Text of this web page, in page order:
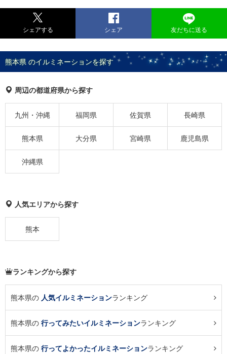
シェアする シェア 友だちに送る
熊本県 のイルミネーションを探す
周辺の都道府県から探す
九州・沖縄 福岡県 佐賀県 長崎県
熊本県 大分県 宮崎県 鹿児島県
沖縄県
人気エリアから探す
熊本
ランキングから探す
熊本県の 人気イルミネーションランキング
熊本県の 行ってみたいイルミネーションランキング
熊本県の 行ってよかったイルミネーションランキング